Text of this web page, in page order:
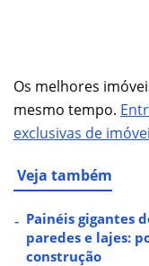
Os melhores
mesmo tempo.
exclusivas de
Veja também
Painéis gigantes
paredes e lajes:
construção